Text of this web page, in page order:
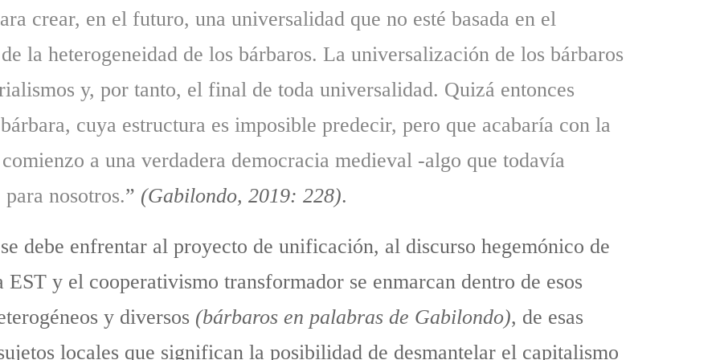
crear, en el futuro, una universalidad que no esté basada en el
la heterogeneidad de los bárbaros. La universalización de los bárbaros
y, por tanto, el final de toda universalidad. Quizá entonces
cuya estructura es imposible predecir, pero que acabaría con la
a una verdadera democracia medieval -algo que todavía
nosotros.” (Gabilondo, 2019: 228).
debe enfrentar al proyecto de unificación, al discurso hegemónico de
y el cooperativismo transformador se enmarcan dentro de esos
y diversos (bárbaros en palabras de Gabilondo), de esas
locales que significan la posibilidad de desmantelar el capitalismo